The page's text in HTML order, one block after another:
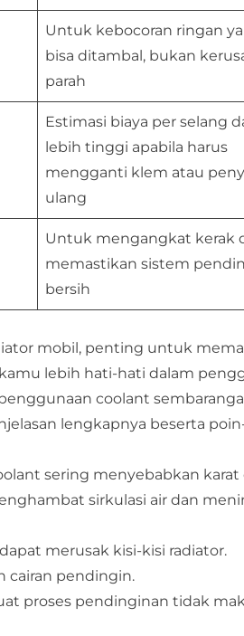
Untuk kebocoran ringan
bisa ditambal, bukan
parah
Estimasi biaya per selang
lebih tinggi apabila harus
mengganti klem atau
ulang
Untuk mengangkat kerak
memastikan sistem
bersih
mobil, penting untuk
lebih hati-hati dalam
coolant
lengkapnya beserta
sering menyebabkan karat
sirkulasi air dan
merusak kisi-kisi radiator.
cairan pendingin.
proses pendinginan tidak